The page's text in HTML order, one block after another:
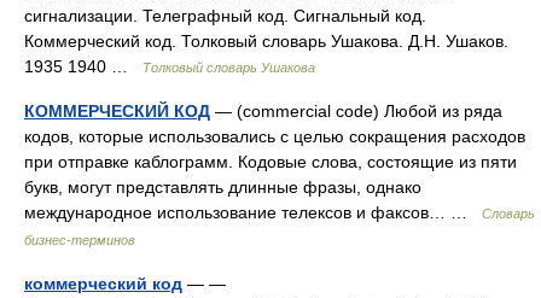
сигнализации. Телеграфный код. Сигнальный код.
Коммерческий код. Толковый словарь Ушакова. Д.Н. Ушаков.
1935 1940 …
Толковый словарь Ушакова
КОММЕРЧЕСКИЙ КОД — (commercial code) Любой из ряда
кодов, которые использовались с целью сокращения расходов
при отправке каблограмм. Кодовые слова, состоящие из пяти
букв, могут представлять длинные фразы, однако
международное использование телексов и факсов… …
Словарь
бизнес-терминов
коммерческий код — —